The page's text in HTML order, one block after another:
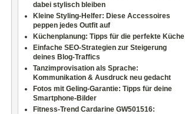
dabei stylisch bleiben
Kleine Styling-Helfer: Diese Accessoires
peppen jedes Outfit auf
Küchenplanung: Tipps für die perfekte Küche
Einfache SEO-Strategien zur Steigerung
deines Blog-Traffics
Tanzimprovisation als Sprache:
Kommunikation & Ausdruck neu gedacht
Fotos mit Geling-Garantie: Tipps für deine
Smartphone-Bilder
Fitness-Trend Cardarine GW501516: